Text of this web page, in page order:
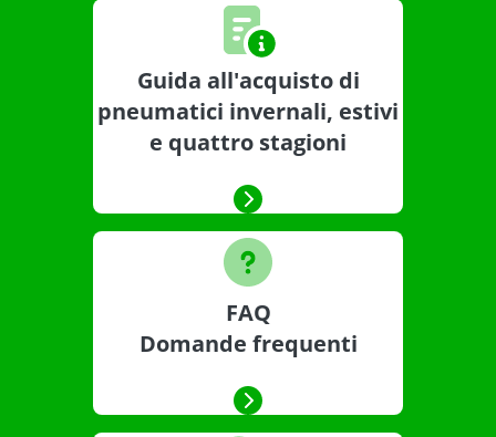
Guida all'acquisto di
pneumatici invernali, estivi
e quattro stagioni
FAQ
Domande frequenti